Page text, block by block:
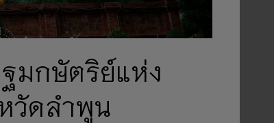
มกษัตริย์แห่ง
วัดลำพูน